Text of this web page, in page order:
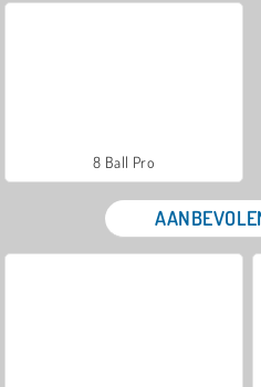
8 Ball Pro